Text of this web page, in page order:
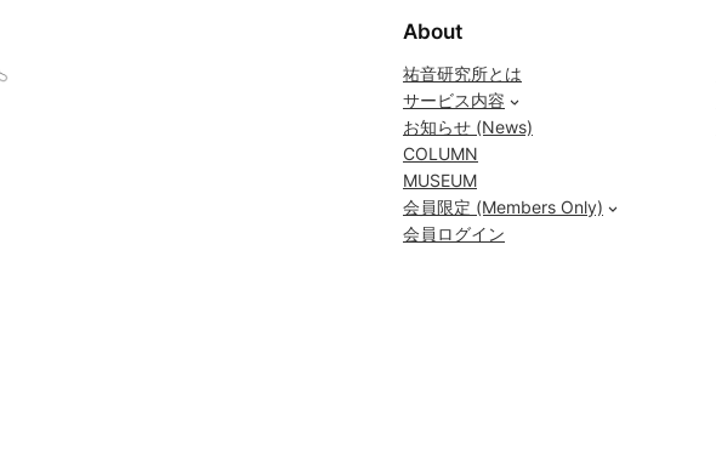
About
祐音研究所とは
サービス内容
お知らせ (News)
COLUMN
MUSEUM
会員限定 (Members Only)
会員ログイン